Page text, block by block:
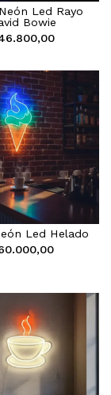
Led Rayo
Bowie
Led Helado